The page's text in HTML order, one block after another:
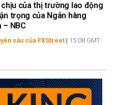
của thị trường lao động
trọng của Ngân hàng
– NBC
sâu của FXStreet | 15:08 GMT